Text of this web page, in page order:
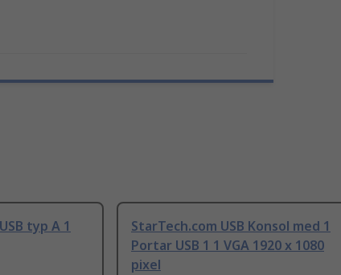
typ A 1
StarTech.com USB Konsol med 1
Portar USB 1 1 VGA 1920 x 1080
pixel